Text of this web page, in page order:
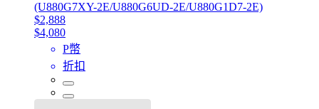
(U880G7XY-2E/U880G6UD-2E/U880G1D7-2E)
$2,888
$4,080
P幣
折扣